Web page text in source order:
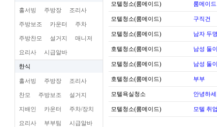
홀서빙 주방장 조리사
주방보조 카운터 주차
주방찬모 설거지 매니저
요리사 시급알바
한식
홀서빙 주방장 조리사
찬모 주방보조 설거지
지배인 카운터 주차/장치
요리사 부부팀 시급알바
모텔청소(룸메이드) 룸메이
모텔청소(룸메이드) 구직건
모텔청소(룸메이드) 남자 두
호텔청소(룸메이드) 남성 둘
모텔청소(룸메이드) 남성 둘
호텔청소(룸메이드) 부부
모텔욕실청소 안녕하
모텔청소(룸메이드) 모텔 취